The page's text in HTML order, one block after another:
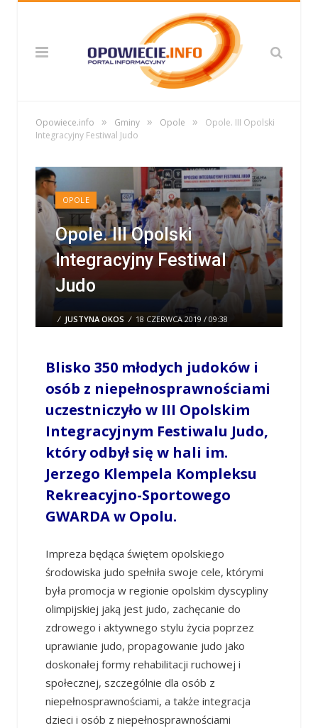
Opowiece.info » Gminy » Opole »
Opole. III Opolski
Integracyjny Festiwal Judo
OPOLE
Opole. III Opolski
Integracyjny Festiwal
Judo
/ JUSTYNA OKOS / 18 CZERWCA 2019 / 09:38
0 COMMENTS
Blisko 350 młodych judoków i
osób z niepełnosprawnościami
uczestniczyło w III Opolskim
Integracyjnym Festiwalu Judo,
który odbył się w hali im.
Jerzego Klempela Kompleksu
Rekreacyjno-Sportowego
GWARDA w Opolu.
Impreza będąca świętem opolskiego
środowiska judo spełniła swoje cele, którymi
była promocja w regionie opolskim dyscypliny
olimpijskiej jaką jest judo, zachęcanie do
zdrowego i aktywnego stylu życia poprzez
uprawianie judo, propagowanie judo jako
doskonałej formy rehabilitacji ruchowej i
społecznej, szczególnie dla osób z
niepełnosprawnościami, a także integracja
dzieci i osób z niepełnosprawnościami